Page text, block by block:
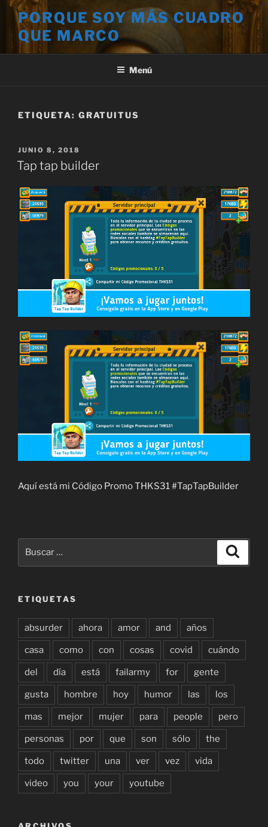
Saltar
contenido
PORQUE SOY MÁS CUADRO
QUE MARCO
Menú
ETIQUETA: GRATUITUS
PUBLICADO
EL
JUNIO 8, 2018
Tap tap builder
Aquí está mi Código Promo THKS31 #TapTapBuilder
ETIQUETAS
absurder ahora amor and años
casa como con cosas covid cuándo
del día está failarmy for gente
gusta hombre hoy humor las los
mas mejor mujer para people pero
personas por que son sólo the
todo twitter una ver vez vida
video you your youtube